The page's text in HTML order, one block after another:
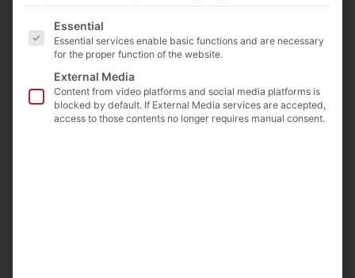
Es folgt eine Liste der Service-Gruppen, für die eine
Essential
Essential services enable basic functions and are necessary
for the proper function of the website.
External Media
Content from video platforms and social media platforms is
blocked by default. If External Media services are accepted,
access to those contents no longer requires manual consent.